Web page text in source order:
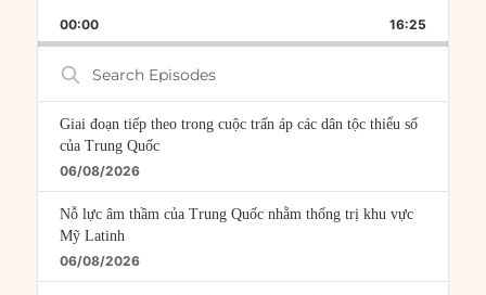
RATE
FORWARD
00:00 16:25
Search
Episodes
Giai đoạn tiếp theo trong cuộc trấn áp các dân tộc thiểu số
của Trung Quốc
06/08/2026
Nỗ lực âm thầm của Trung Quốc nhằm thống trị khu vực
Mỹ Latinh
06/08/2026